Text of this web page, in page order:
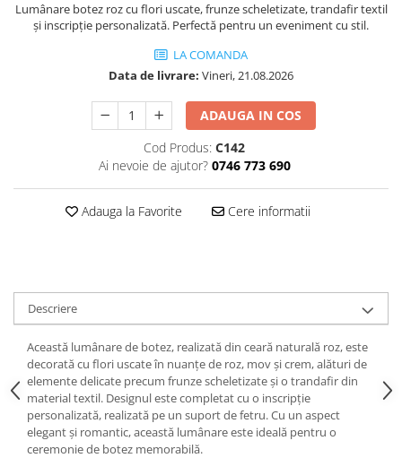
Lumânare botez roz cu flori uscate, frunze scheletizate, trandafir textil
și inscripție personalizată. Perfectă pentru un eveniment cu stil.
LA COMANDA
Data de livrare: Vineri, 21.08.2026
ADAUGA IN COS
Cod Produs: C142
Ai nevoie de ajutor? 0746 773 690
Adauga la Favorite Cere informatii
Descriere
Această lumânare de botez, realizată din ceară naturală roz, este
decorată cu flori uscate în nuanțe de roz, mov și crem, alături de
elemente delicate precum frunze scheletizate și o trandafir din
material textil. Designul este completat cu o inscripție
personalizată, realizată pe un suport de fetru. Cu un aspect
elegant și romantic, această lumânare este ideală pentru o
ceremonie de botez memorabilă.